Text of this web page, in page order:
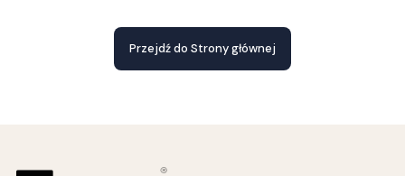
Przejdź do Strony głównej